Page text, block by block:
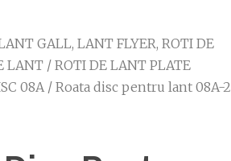
GALL, LANT FLYER, ROTI DE
LANT / ROTI DE LANT PLATE
08A/ Roata disc pentru lant 08A-2